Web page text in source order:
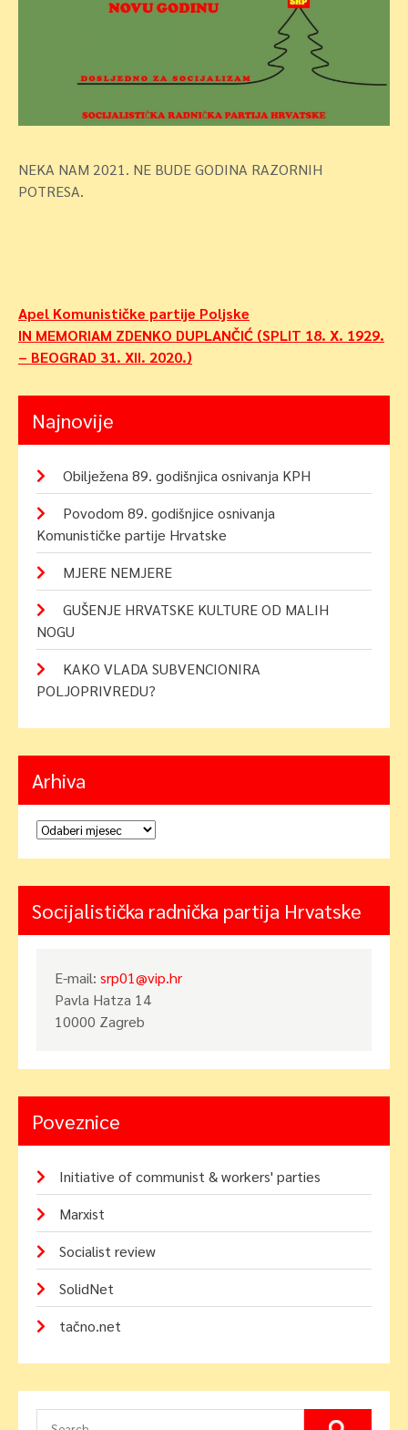
NEKA NAM 2021. NE BUDE GODINA RAZORNIH
POTRESA.
Navigacija
objava
Apel Komunističke partije Poljske
IN MEMORIAM ZDENKO DUPLANČIĆ (SPLIT 18. X. 1929.
– BEOGRAD 31. XII. 2020.)
Najnovije
Obilježena 89. godišnjica osnivanja KPH
Povodom 89. godišnjice osnivanja
Komunističke partije Hrvatske
MJERE NEMJERE
GUŠENJE HRVATSKE KULTURE OD MALIH
NOGU
KAKO VLADA SUBVENCIONIRA
POLJOPRIVREDU?
Arhiva
Arhiva
Socijalistička radnička partija Hrvatske
E-mail: srp01@vip.hr
Pavla Hatza 14
10000 Zagreb
Poveznice
Initiative of communist & workers' parties
Marxist
Socialist review
SolidNet
tačno.net